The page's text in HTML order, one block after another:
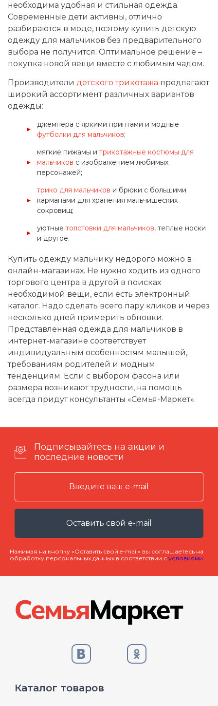
необходима удобная и стильная одежда.
Современные дети активны, отлично
разбираются в моде, поэтому купить детскую
одежду для мальчиков без предварительного
выбора не получится. Оптимальное решение –
покупка новой вещи вместе с любимым чадом.
Производители детского трикотажа предлагают
широкий ассортимент различных вариантов
одежды:
джемпера с яркими принтами и модные
футболки для мальчиков;
мягкие пижамы и трикотажные костюмы для
мальчиков с изображением любимых
персонажей;
трико для мальчиков и брюки с большими
карманами для хранения мальчишеских
сокровищ;
уютные толстовки для мальчиков, теплые носки
и другое.
Купить одежду мальчику недорого можно в
онлайн-магазинах. Не нужно ходить из одного
торгового центра в другой в поисках
необходимой вещи, если есть электронный
каталог. Надо сделать всего пару кликов и через
несколько дней примерить обновки.
Представленная одежда для мальчиков в
интернет-магазине соответствует
индивидуальным особенностям малышей,
требованиям родителей и модным
тенденциям. Если с выбором фасона или
размера возникают трудности, на помощь
всегда придут консультанты «Семья-Маркет».
Подписывайтесь на акции и
последние новости
Оставить свой e-mail
Нажимая на кнопку «Оставить свой e-mail» вы соглашаетесь на
обработку персональных данных в соответствии с условиями
Каталог товаров